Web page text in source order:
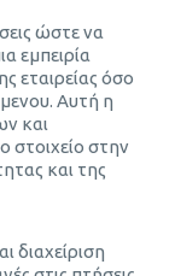
ώστε να
εμπειρία
εταιρείας όσο
Αυτή η
και
στοιχείο στην
και της
διαχείριση